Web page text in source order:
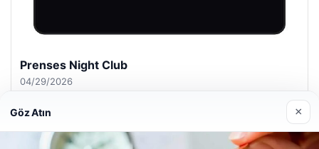
Prenses Night Club
04/29/2026
Göz Atın ×